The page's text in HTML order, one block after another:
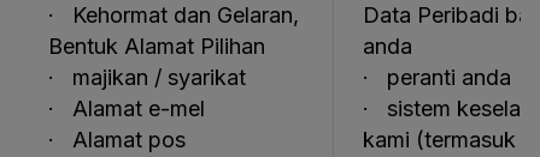
· Kehormat dan Gelaran,
Bentuk Alamat Pilihan
· majikan / syarikat
· Alamat e-mel
· Alamat pos
Data Peribadi
anda
· peranti anda
· sistem
kami (termasuk